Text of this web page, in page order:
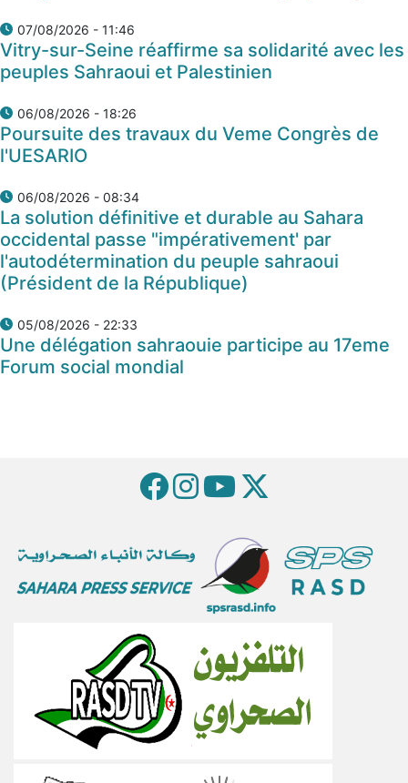
07/08/2026 - 11:46
Vitry-sur-Seine réaffirme sa solidarité avec les
peuples Sahraoui et Palestinien
06/08/2026 - 18:26
Poursuite des travaux du Veme Congrès de
l'UESARIO
06/08/2026 - 08:34
La solution définitive et durable au Sahara
occidental passe "impérativement' par
l'autodétermination du peuple sahraoui
(Président de la République)
05/08/2026 - 22:33
Une délégation sahraouie participe au 17eme
Forum social mondial